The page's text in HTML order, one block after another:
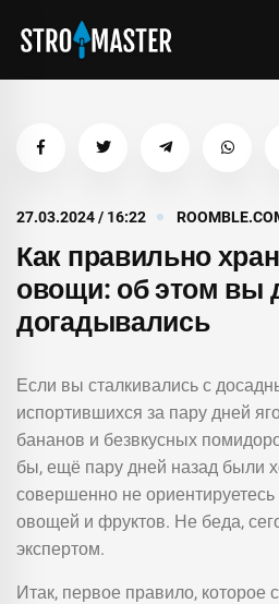
27.03.2024 / 16:22
Как правильно
овощи: об этом вы
догадывались
Если вы сталкивались с
испортившихся за пару дней
бананов и безвкусных
бы, ещё пару дней назад были
совершенно не
овощей и фруктов. Не беда,
экспертом.
Итак, первое правило, которое